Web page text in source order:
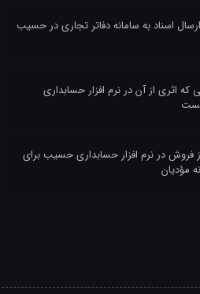
اسناد به سامانه دفاتر تجاری در حسیب
اثری از آن در نرم افزار حسابداری
در نرم افزار حسابداری حسیب برای
مؤدیان